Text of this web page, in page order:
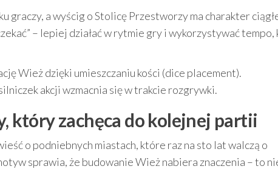
graczy, a wyścig o Stolicę Przestworzy ma charakter
– lepiej działać w rytmie gry i wykorzystywać
Wież dzięki umieszczaniu kości (dice placement).
akcji wzmacnia się w trakcie rozgrywki.
który zachęca do kolejnej partii
o podniebnych miastach, które raz na sto lat walczą o
sprawia, że budowanie Wież nabiera znaczenia – to